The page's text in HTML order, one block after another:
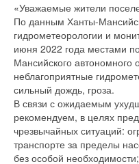
«Уважаемые жители
По данным Ханты-
гидрометеорологии и
июня 2022 года местами
Мансийского
неблагоприятные
сильный дождь, гроза.
В связи с ожидаемым
рекомендуем, в целях
чрезвычайных ситуаций:
транспорте за пределы
без особой